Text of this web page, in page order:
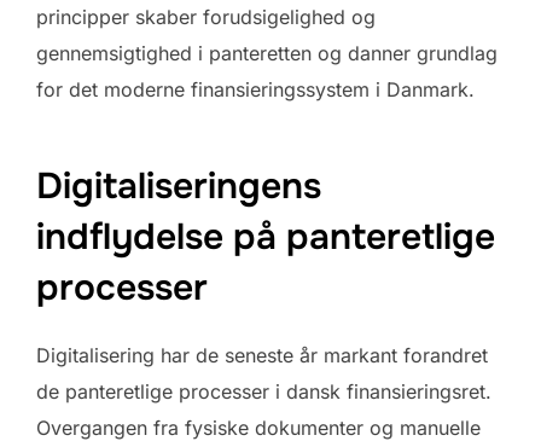
principper skaber forudsigelighed og
gennemsigtighed i panteretten og danner grundlag
for det moderne finansieringssystem i Danmark.
Digitaliseringens
indflydelse på panteretlige
processer
Digitalisering har de seneste år markant forandret
de panteretlige processer i dansk finansieringsret.
Overgangen fra fysiske dokumenter og manuelle